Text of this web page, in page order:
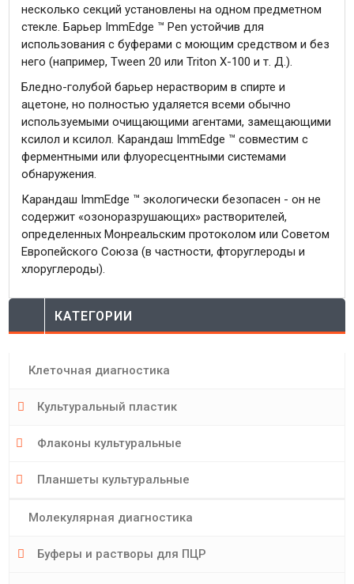
несколько секций установлены на одном предметном
стекле. Барьер ImmEdge ™ Pen устойчив для
использования с буферами с моющим средством и без
него (например, Tween 20 или Triton X-100 и т. Д.).
Бледно-голубой барьер нерастворим в спирте и
ацетоне, но полностью удаляется всеми обычно
используемыми очищающими агентами, замещающими
ксилол и ксилол. Карандаш ImmEdge ™ совместим с
ферментными или флуоресцентными системами
обнаружения.
Карандаш ImmEdge ™ экологически безопасен - он ​​не
содержит «озоноразрушающих» растворителей,
определенных Монреальским протоколом или Советом
Европейского Союза (в частности, фторуглероды и
хлоруглероды).
КАТЕГОРИИ
Клеточная диагностика
Культуральный пластик
Флаконы культуральные
Планшеты культуральные
Молекулярная диагностика
Буферы и растворы для ПЦР